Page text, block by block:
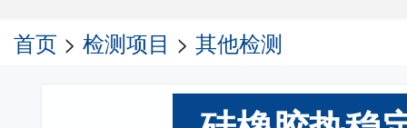
首页 > 检测项目 > 其他检测